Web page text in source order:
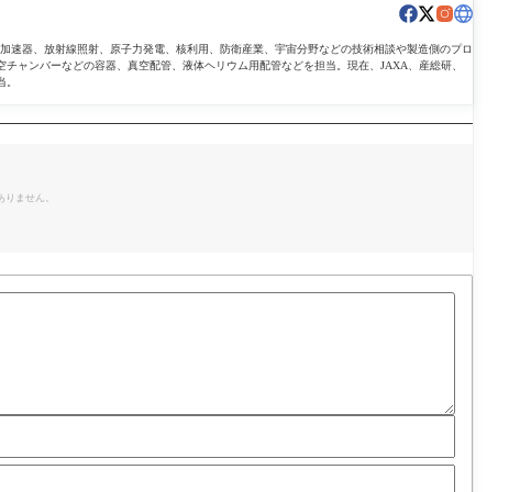
速器、放射線照射、原子力発電、核利用、防衛産業、宇宙分野などの技術相談や製造側のプロ
ャンバーなどの容器、真空配管、液体ヘリウム用配管などを担当。現在、JAXA、産総研、
りません。